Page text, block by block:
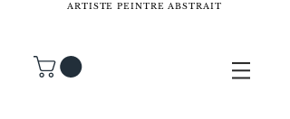
ARTISTE PEINTRE ABSTRAIT